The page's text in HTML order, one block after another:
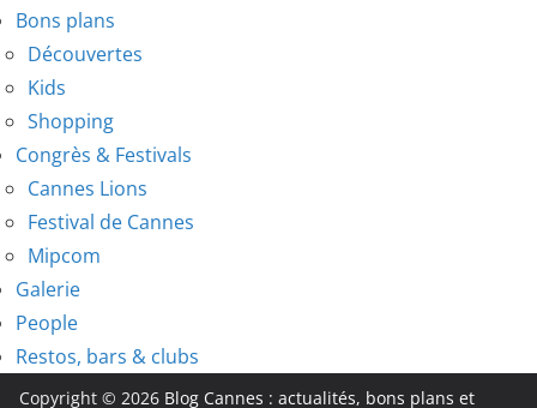
Bons plans
Découvertes
Kids
Shopping
Congrès & Festivals
Cannes Lions
Festival de Cannes
Mipcom
Galerie
People
Restos, bars & clubs
Copyright © 2026 Blog Cannes : actualités, bons plans et